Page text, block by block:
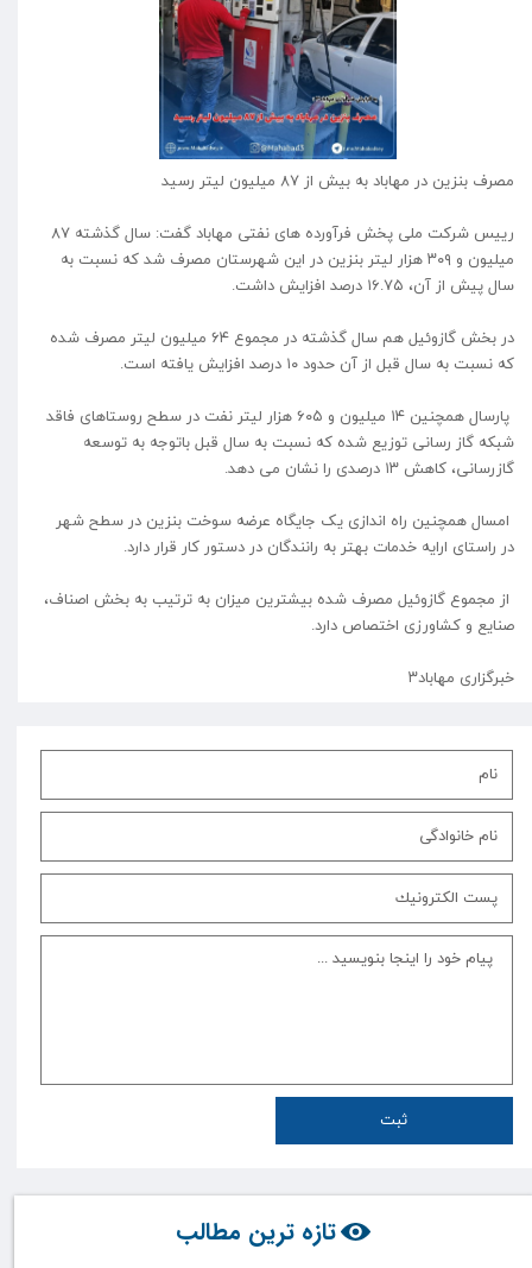
مصرف بنزین در مهاباد به بیش از ۸۷ میلیون لیتر رسید
رییس شرکت ملی پخش فرآورده های نفتی مهاباد گفت: سال گذشته ۸۷
میلیون و ۳۰۹ هزار لیتر بنزین در این شهرستان مصرف شد که نسبت به
سال پیش از آن، ۱۶.۷۵ درصد افزایش داشت.
در بخش گازوئیل هم سال گذشته در مجموع ۶۴ میلیون لیتر مصرف شده
که نسبت به سال قبل از آن حدود ۱۰ درصد افزایش یافته است.
پارسال همچنین ۱۴ میلیون و ۶۰۵ هزار لیتر نفت در سطح روستاهای فاقد
شبکه گاز رسانی توزیع شده که نسبت به سال قبل باتوجه به توسعه
گازرسانی، کاهش ۱۳ درصدی را نشان می دهد.
امسال همچنین راه اندازی یک جایگاه عرضه سوخت بنزین در سطح شهر
در راستای ارایه خدمات بهتر به رانندگان در دستور کار قرار دارد.
از مجموع گازوئیل مصرف شده بیشترین میزان به ترتیب به بخش اصناف،
صنایع و کشاورزی اختصاص دارد.
خبرگزاری مهاباد۳
تازه ترین مطالب
ثبت